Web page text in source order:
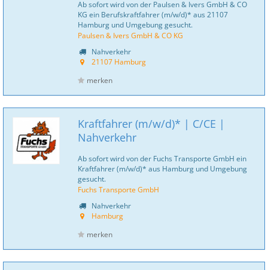
Ab sofort wird von der Paulsen & Ivers GmbH & CO
KG ein Berufskraftfahrer (m/w/d)* aus 21107
Hamburg und Umgebung gesucht.
Paulsen & Ivers GmbH & CO KG
Nahverkehr
21107 Hamburg
merken
Kraftfahrer (m/w/d)* | C/CE |
Nahverkehr
Ab sofort wird von der Fuchs Transporte GmbH ein
Kraftfahrer (m/w/d)* aus Hamburg und Umgebung
gesucht.
Fuchs Transporte GmbH
Nahverkehr
Hamburg
merken